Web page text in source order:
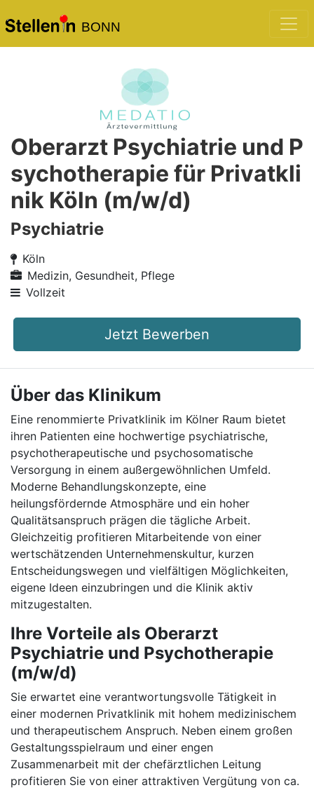
BONN
Oberarzt Psychiatrie und P
sychotherapie für Privatkli
nik Köln (m/w/d)
Psychiatrie
Köln
Medizin, Gesundheit, Pflege
Vollzeit
Jetzt Bewerben
Über das Klinikum
Eine renommierte Privatklinik im Kölner Raum bietet
ihren Patienten eine hochwertige psychiatrische,
psychotherapeutische und psychosomatische
Versorgung in einem außergewöhnlichen Umfeld.
Moderne Behandlungskonzepte, eine
heilungsfördernde Atmosphäre und ein hoher
Qualitätsanspruch prägen die tägliche Arbeit.
Gleichzeitig profitieren Mitarbeitende von einer
wertschätzenden Unternehmenskultur, kurzen
Entscheidungswegen und vielfältigen Möglichkeiten,
eigene Ideen einzubringen und die Klinik aktiv
mitzugestalten.
Ihre Vorteile als Oberarzt
Psychiatrie und Psychotherapie
(m/w/d)
Sie erwartet eine verantwortungsvolle Tätigkeit in
einer modernen Privatklinik mit hohem medizinischem
und therapeutischem Anspruch. Neben einem großen
Gestaltungsspielraum und einer engen
Zusammenarbeit mit der chefärztlichen Leitung
profitieren Sie von einer attraktiven Vergütung von ca.